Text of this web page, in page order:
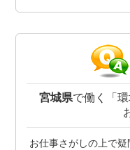
宮城県で働く「
お仕事さがしの上で